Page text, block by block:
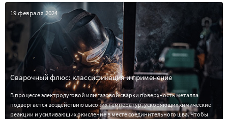
19 февраля 2024
Сварочный флюс: классификация и применение
В процессе электродуговой или газовой сварки поверхность металла
подвергается воздействию высоких температур, ускоряющих химические
реакции и усиливающих окисление в месте соединительного шва. Чтобы